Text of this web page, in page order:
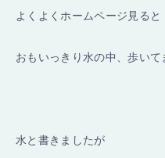
よくよくホームページ見ると
おもいっきり水の中、歩いて
水と書きましたが